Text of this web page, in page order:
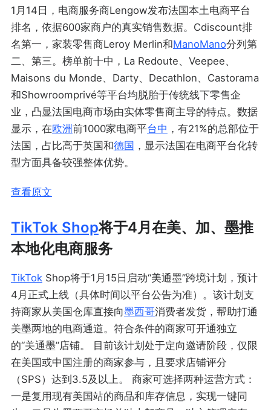
1月14日，电商服务商Lengow发布法国本土电商平台
排名，依据600家商户的真实销售数据。Cdiscount排
名第一，家装零售商Leroy Merlin和ManoMano分列第
二、第三。榜单前十中，La Redoute、Veepee、
Maisons du Monde、Darty、Decathlon、Castorama
和Showroomprivé等平台均脱胎于传统线下零售企
业，凸显法国电商市场由实体零售商主导的特点。数据
显示，在欧洲前1000家电商平台中 ，有21%的总部位于
法国，占比高于英国和德国 ，显示法国在电商平台化转
型方面具备较强整体优势。
查看原文
TikTok Shop将于4月在美、加、墨推
本地化电商服务
TikTokShop将于1月15日启动“美通墨”跨境计划，预计
4月正式上线（具体时间以平台公告为准）。该计划支
持商家从美国仓库直接向墨西哥消费者发货，帮助打通
美墨两地的电商通道。符合条件的商家可开通独立
的“美通墨”店铺。 目前该计划处于定向邀请阶段，仅限
在美国或中国注册的商家参与，且要求店铺评分
（SPS）达到3.5及以上。 商家可选择两种运营方式：
一是复用现有美国站的商品和库存信息，实现一键同